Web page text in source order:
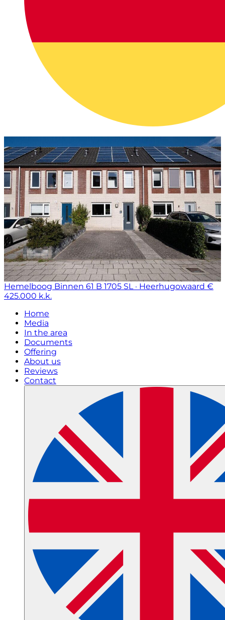
Hemelboog Binnen 61 B 1705 SL · Heerhugowaard €
425.000 k.k.
Home
Media
In the area
Documents
Offering
About us
Reviews
Contact